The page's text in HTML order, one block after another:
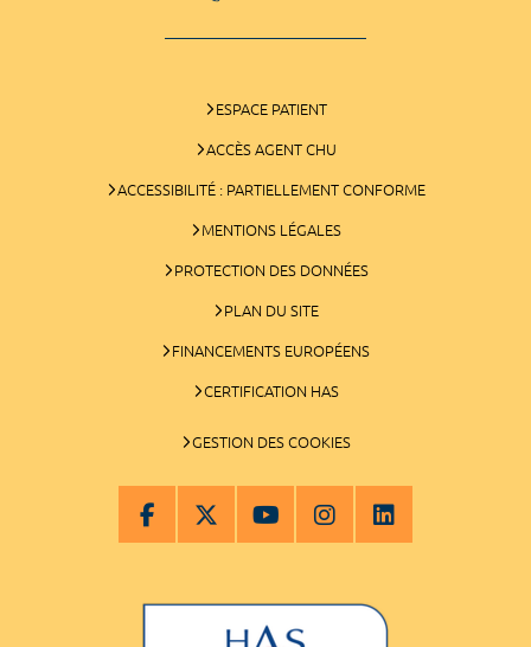
ESPACE PATIENT
ACCÈS AGENT CHU
ACCESSIBILITÉ : PARTIELLEMENT CONFORME
MENTIONS LÉGALES
PROTECTION DES DONNÉES
PLAN DU SITE
FINANCEMENTS EUROPÉENS
CERTIFICATION HAS
GESTION DES COOKIES